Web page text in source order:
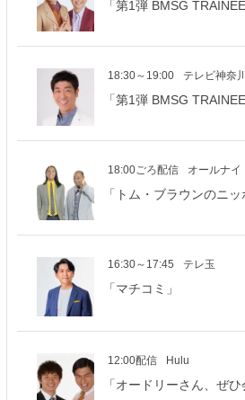
「第1弾 BMSG
18:30～19:00 テレビ神奈川
「第1弾 BMSG
18:00ごろ配信 オールナイ
「トム・ブラウンのニ
16:30～17:45 テレ玉
「マチコミ」
12:00配信 Hulu
「オードリーさん、ぜ